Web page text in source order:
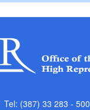
Tel: (387) 33 283 - 500